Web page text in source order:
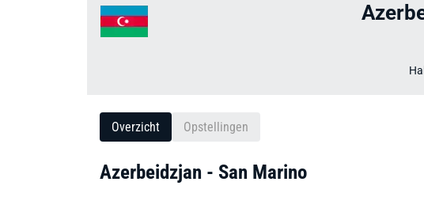
Overzicht Opstellingen
Azerbeidzjan - San Marino